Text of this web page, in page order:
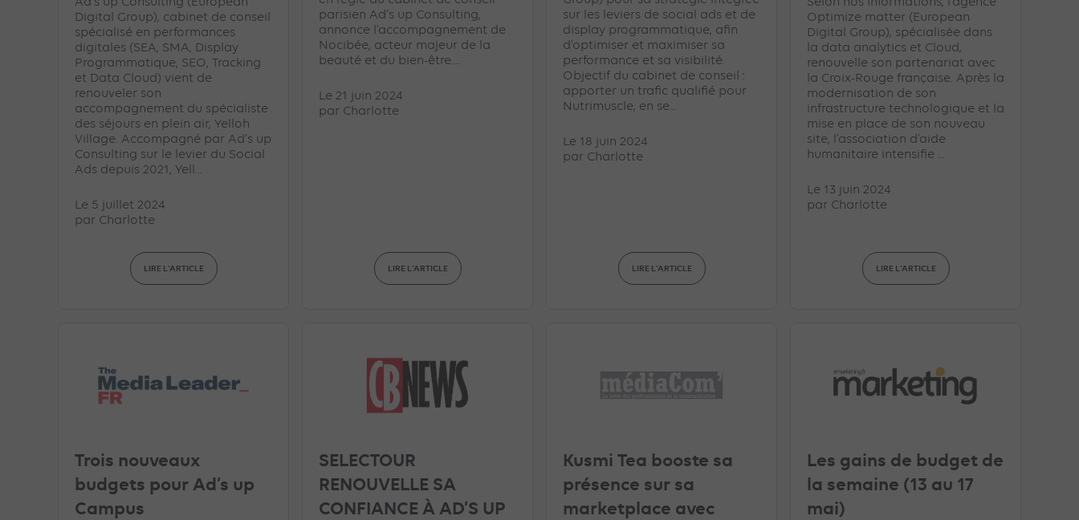
Digital Group), cabinet de conseil
spécialisé en performances
digitales (SEA, SMA, Display
Programmatique, SEO, Tracking
et Data Cloud) vient de
renouveler son
accompagnement du spécialiste
des séjours en plein air, Yelloh
Village. Accompagné par Ad’s up
Consulting sur le levier du Social
Ads depuis 2021, Yell...
Le 5 juillet 2024
par Charlotte
LIRE L'ARTICLE
parisien Ad’s up Consulting,
annonce l’accompagnement de
Nocibée, acteur majeur de la
beauté et du bien-être....
Le 21 juin 2024
par Charlotte
LIRE L'ARTICLE
sur les leviers de social ads et de
display programmatique, afin
d’optimiser et maximiser sa
performance et sa visibilité.
Objectif du cabinet de conseil :
apporter un trafic qualifié pour
Nutrimuscle, en se...
Le 18 juin 2024
par Charlotte
LIRE L'ARTICLE
Optimize matter (European
Digital Group), spécialisée dans
la data analytics et Cloud,
renouvelle son partenariat avec
la Croix-Rouge française. Après la
modernisation de son
infrastructure technologique et la
mise en place de son nouveau
site, l’association d’aide
humanitaire intensifie ...
Le 13 juin 2024
par Charlotte
LIRE L'ARTICLE
Trois nouveaux
budgets pour Ad’s up
Campus
SELECTOUR
RENOUVELLE SA
CONFIANCE À AD’S UP
Kusmi Tea booste sa
présence sur sa
marketplace avec
Les gains de budget de
la semaine (13 au 17
mai)